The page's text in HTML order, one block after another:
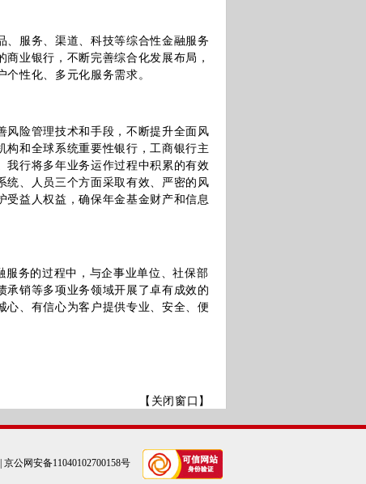
、服务、渠道、科技等综合性金融服务
业银行，不断完善综合化发展布局，
性化、多元化服务需求。
风险管理技术和手段，不断提升全面风
构和全球系统重要性银行，工商银行主
我行将多年业务运作过程中积累的有效
统、人员三个方面采取有效、严密的风
受益人权益，确保年金基金财产和信息
服务的过程中，与企事业单位、社保部
承销等多项业务领域开展了卓有成效的
心、有信心为客户提供专业、安全、便
【关闭窗口】
京公网安备11040102700158号